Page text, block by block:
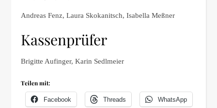
Andreas Fenz, Laura Skokanitsch, Isabella Meßner
Kassenprüfer
Brigitte Aufinger, Karin Sedlmeier
Teilen mit:
Facebook Threads WhatsApp